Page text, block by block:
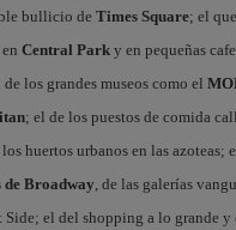
bullicio de Times Square; el
Central Park y en pequeñas
los grandes museos como el
; el de los puestos de comida
huertos urbanos en las azoteas;
de Broadway, de las galerías
Side; el del shopping a lo grande y